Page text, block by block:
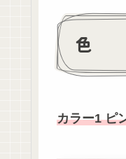
色
カラー1 ピ